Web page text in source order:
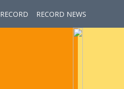
RECORD RECORD NEWS